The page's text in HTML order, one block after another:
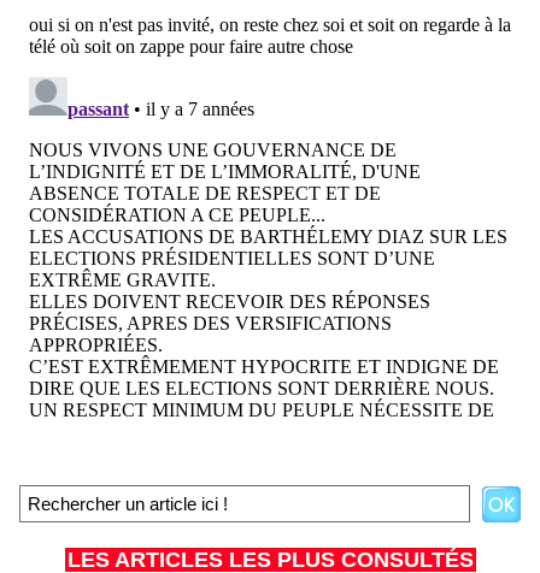
LES ARTICLES LES PLUS CONSULTÉS